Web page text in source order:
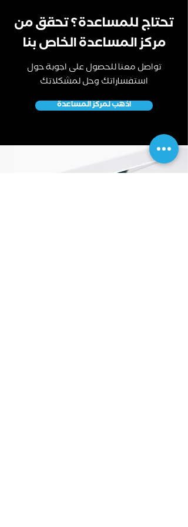
تحتاج للمساعدة؟ تحقق من
مركز المساعدة الخاص بنا
تواصل معنا للحصول على اجوبة حول
استفساراتك وحل لمشكلاتك
اذهب لمركز المساعدة